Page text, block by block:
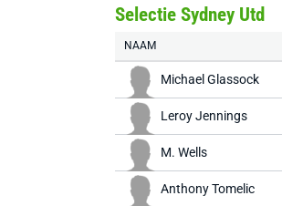
Selectie Sydney Utd
NAAM
Michael Glassock
Leroy Jennings
M. Wells
Anthony Tomelic